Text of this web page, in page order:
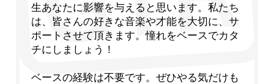
生あなたに影響を与えると思います。私たち
は、皆さんの好きな音楽や才能を大切に、サ
ポートさせて頂きます。憧れをベースでカタ
チにしましょう！
ベースの経験は不要です。ぜひやる気だけも